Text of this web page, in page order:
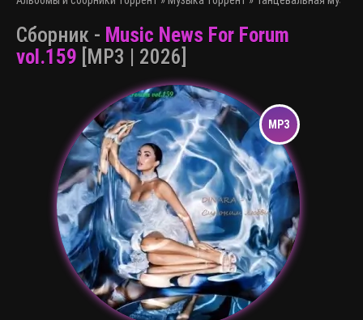
Сборник - Music News For Forum
vol.159 [MP3 | 2026]